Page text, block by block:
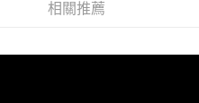
相關推薦